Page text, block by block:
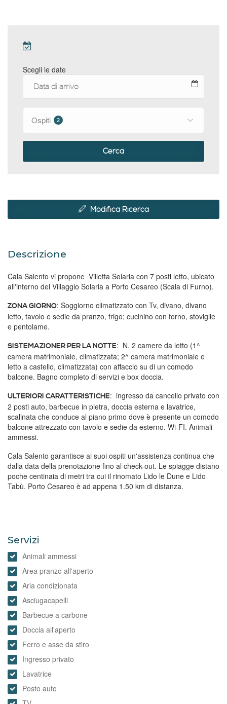
Scegli le date
Ospiti 2
Cerca
Modifica Ricerca
Descrizione
Cala Salento vi propone Villetta Solaria con 7 posti letto, ubicato
all'interno del Villaggio Solaria a Porto Cesareo (Scala di Furno).
ZONA GIORNO: Soggiorno climatizzato con Tv, divano, divano
letto, tavolo e sedie da pranzo, frigo; cucinino con forno, stoviglie
e pentolame.
SISTEMAZIONER PER LA NOTTE: N. 2 camere da letto (1^
camera matrimoniale, climatizzata; 2^ camera matrimoniale e
letto a castello, climatizzata) con affaccio su di un comodo
balcone. Bagno completo di servizi e box doccia.
ULTERIORI CARATTERISTICHE: ingresso da cancello privato con
2 posti auto, barbecue in pietra, doccia esterna e lavatrice,
scalinata che conduce al piano primo dove è presente un comodo
balcone attrezzato con tavolo e sedie da esterno. Wi-FI. Animali
ammessi.
Cala Salento garantisce ai suoi ospiti un'assistenza continua che
dalla data della prenotazione fino al check-out. Le spiagge distano
poche centinaia di metri tra cui il rinomato Lido le Dune e Lido
Tabù. Porto Cesareo è ad appena 1.50 km di distanza.
Servizi
Animali ammessi
Area pranzo all'aperto
Aria condizionata
Asciugacapelli
Barbecue a carbone
Doccia all'aperto
Ferro e asse da stiro
Ingresso privato
Lavatrice
Posto auto